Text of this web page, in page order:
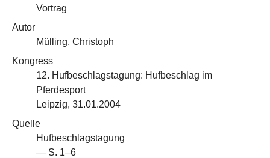
Vortrag
Autor
Mülling, Christoph
Kongress
12. Hufbeschlagstagung: Hufbeschlag im
Pferdesport
Leipzig, 31.01.2004
Quelle
Hufbeschlagstagung
— S. 1–6